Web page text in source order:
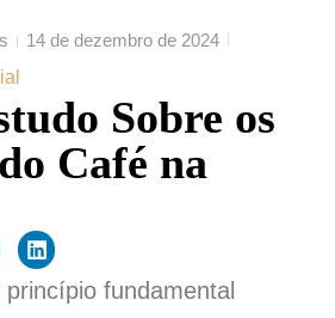
14 de dezembro de 2024
Sobre os
Café na
fundamental